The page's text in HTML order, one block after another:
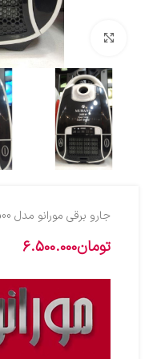
بزرگنمایی تصویر
جارو برقی مورانو مدل 4500 مشکی لوله کنفی
تومان6.500.000